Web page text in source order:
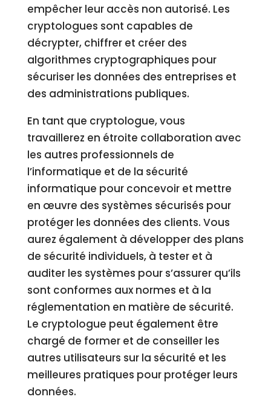
empêcher leur accès non autorisé. Les
cryptologues sont capables de
décrypter, chiffrer et créer des
algorithmes cryptographiques pour
sécuriser les données des entreprises et
des administrations publiques.
En tant que cryptologue, vous
travaillerez en étroite collaboration avec
les autres professionnels de
l’informatique et de la sécurité
informatique pour concevoir et mettre
en œuvre des systèmes sécurisés pour
protéger les données des clients. Vous
aurez également à développer des plans
de sécurité individuels, à tester et à
auditer les systèmes pour s’assurer qu’ils
sont conformes aux normes et à la
réglementation en matière de sécurité.
Le cryptologue peut également être
chargé de former et de conseiller les
autres utilisateurs sur la sécurité et les
meilleures pratiques pour protéger leurs
données.